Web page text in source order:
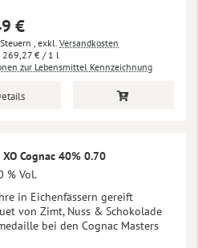
€
exkl. Versandkosten
269,27 € / 1 l
zur Lebensmittel Kennzeichnung
Cognac 40% 0.70
% Vol.
in Eichenfässern gereift
von Zimt, Nuss & Schokolade
bei den Cognac Masters